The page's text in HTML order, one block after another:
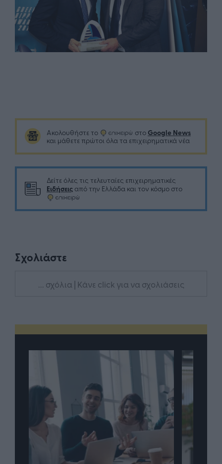
Ακολουθήστε το στο Google News
και μάθετε πρώτοι όλα τα επιχειρηματικά νέα
Δείτε όλες τις τελευταίες επιχειρηματικές
Ειδήσεις από την Ελλάδα και τον κόσμο στο
Σχολιάστε
... σχόλια | Κάνε click για να σχολιάσεις